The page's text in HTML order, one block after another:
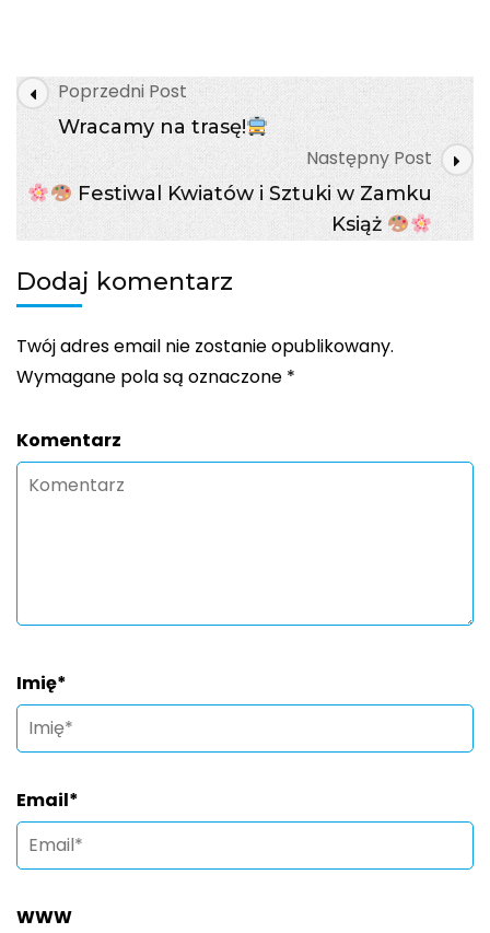
Post
Navigation
Poprzedni Post
Wracamy na trasę!
Następny Post
Festiwal Kwiatów i Sztuki w Zamku
Książ
Dodaj komentarz
Twój adres email nie zostanie opublikowany.
Wymagane pola są oznaczone *
Komentarz
Imię*
Email*
WWW